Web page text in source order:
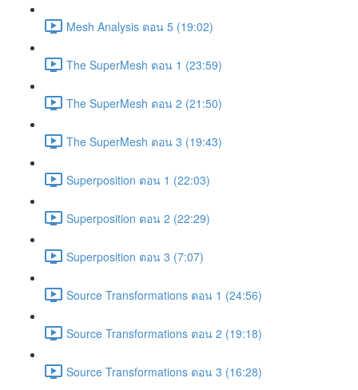
Mesh Analysis ตอน 5 (19:02)
The SuperMesh ตอน 1 (23:59)
The SuperMesh ตอน 2 (21:50)
The SuperMesh ตอน 3 (19:43)
Superposition ตอน 1 (22:03)
Superposition ตอน 2 (22:29)
Superposition ตอน 3 (7:07)
Source Transformations ตอน 1 (24:56)
Source Transformations ตอน 2 (19:18)
Source Transformations ตอน 3 (16:28)